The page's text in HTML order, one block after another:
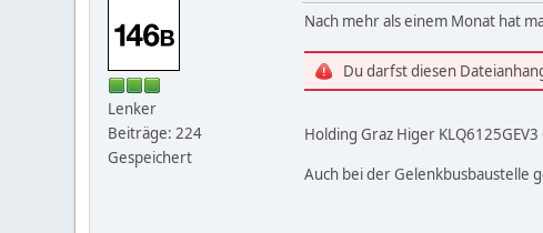
Lenker
Beiträge: 224
Gespeichert
Nach mehr als einem Monat hat
Du darfst diesen
Holding Graz Higer
Auch bei der Gelenkbusbaustelle